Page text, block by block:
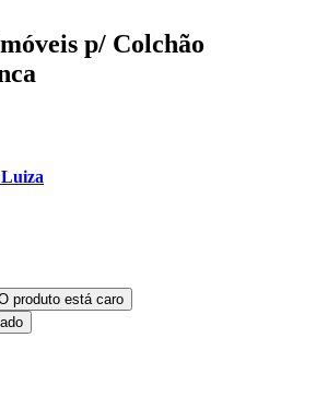
p/ Colchão
produto está caro